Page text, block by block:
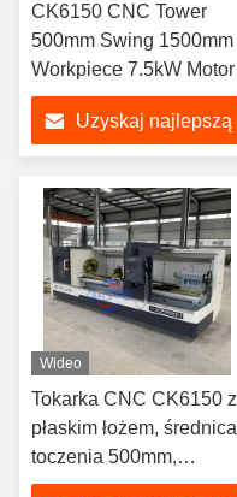
CK6150 CNC Tower
500mm Swing 1500mm
Workpiece 7.5kW Motor
Uzyskaj najlepszą
Wideo
Tokarka CNC CK6150 z
płaskim łożem, średnica
toczenia 500mm,
długość toczenia